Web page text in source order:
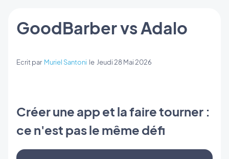
GoodBarber vs Adalo
Ecrit par Muriel Santoni le Jeudi 28 Mai 2026
Créer une app et la faire tourner :
ce n'est pas le même défi